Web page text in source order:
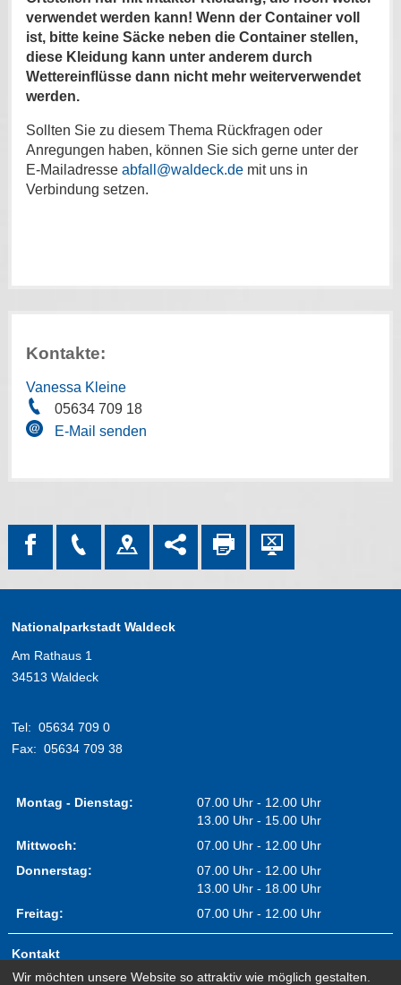
verwendet werden kann! Wenn der Container voll
ist, bitte keine Säcke neben die Container stellen,
diese Kleidung kann unter anderem durch
Wettereinflüsse dann nicht mehr weiterverwendet
werden.
Sollten Sie zu diesem Thema Rückfragen oder
Anregungen haben, können Sie sich gerne unter der
E-Mailadresse abfall@waldeck.demit uns in
Verbindung setzen.
Kontakte:
Vanessa Kleine
05634 709 18
E-Mail senden
Nationalparkstadt Waldeck
Am Rathaus 1
34513 Waldeck
Tel: 05634 709 0
Fax: 05634 709 38
Montag - Dienstag:
07.00 Uhr - 12.00 Uhr
13.00 Uhr - 15.00 Uhr
Mittwoch:
07.00 Uhr - 12.00 Uhr
Donnerstag:
07.00 Uhr - 12.00 Uhr
13.00 Uhr - 18.00 Uhr
Freitag:
07.00 Uhr - 12.00 Uhr
Kontakt
Impressum
Wir möchten unsere Website so attraktiv wie möglich gestalten.